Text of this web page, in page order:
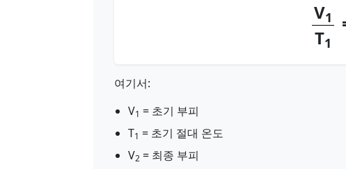
V1
T1
여기서:
V1 = 초기 부피
T1 = 초기 절대 온도
V2 = 최종 부피